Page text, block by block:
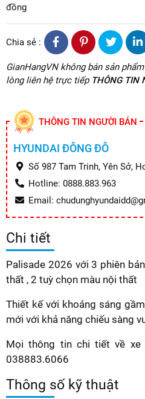
đồng
Chia sẻ :
GianHangVN không bán sản
lòng liên hệ trực tiếp THÔNG TIN
THÔNG TIN NGƯỜI BÁN
HYUNDAI ĐÔNG ĐÔ
Số 987 Tam Trinh, Yên Sở,
Hotline: 0888.883.963
Email:
Chi tiết
Palisade 2026 với 3 phiên
thất , 2 tuỳ chọn màu nội thất
Thiết kế với khoảng sáng
mới với khả năng chiếu sàng
Mọi thông tin chi tiết về xe
038883.6066
Thông số kỹ thuật